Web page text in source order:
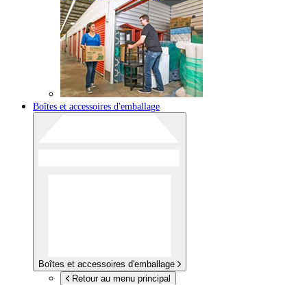
Boîtes et accessoires d'emballage
Boîtes et accessoires d'emballage
Retour au menu principal